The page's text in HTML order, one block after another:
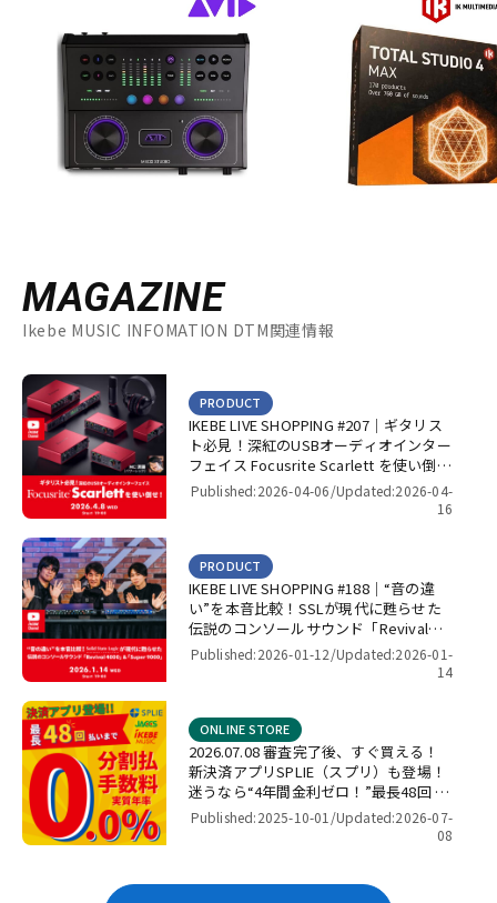
MAGAZINE
Ikebe MUSIC INFOMATION DTM関連情報
IKEBE LIVE SHOPPING #207｜ギタリス
ト必見！深紅のUSBオーディオインター
フェイス Focusrite Scarlett を使い倒
せ！【presented by パワーレック】
PRODUCT
Published:2026-04-06/Updated:2026-04-
16
IKEBE LIVE SHOPPING #188｜“音の違
い”を本音比較！SSLが現代に甦らせた
伝説のコンソールサウンド「Revival
4000」＆「Super 9000」【presented
PRODUCT
Published:2026-01-12/Updated:2026-01-
14
2026.07.08 審査完了後、すぐ買える！
新決済アプリSPLIE（スプリ）も登場！
迷うなら“4年間金利ゼロ！”最長48回 無
金利キャンペーン
ONLINE STORE
Published:2025-10-01/Updated:2026-07-
08